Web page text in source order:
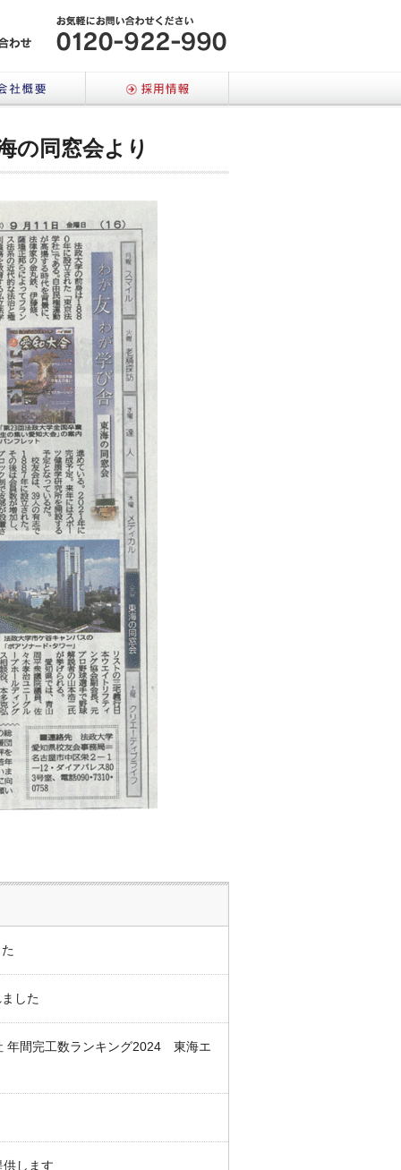
メールでのお問い合わせはこちら
会社概要
の同窓会より
した
年間完工数ランキング2024 東海エ
します